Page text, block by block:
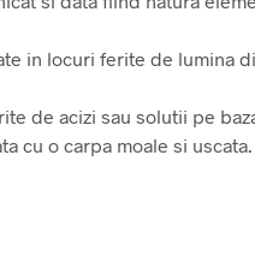
in locuri ferite de lumina
de acizi sau solutii pe
cu o carpa moale si uscata.